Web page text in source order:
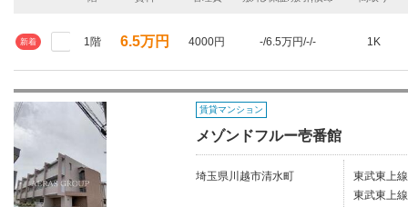
新着 1階 6.5万円 4000円 -/6.5万円/-/- 1K
賃貸マンション
メゾンドフルー壱番館
埼玉県川越市清水町
東武東上
東武東上